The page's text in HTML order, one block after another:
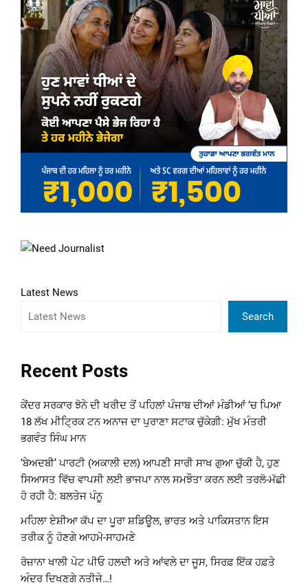
Latest News
Search
Recent Posts
ਕੇਂਦਰ ਸਰਕਾਰ ਝੋਨੇ ਦੀ ਖਰੀਦ ਤੋਂ ਪਹਿਲਾਂ ਪੰਜਾਬ ਦੀਆਂ ਮੰਡੀਆਂ ‘ਚ ਪਿਆ
18 ਲੱਖ ਮੀਟ੍ਰਿਕ ਟਨ ਅਨਾਜ ਦਾ ਪੁਰਾਣਾ ਸਟਾਕ ਚੁੱਕੇਗੀ: ਮੁੱਖ ਮੰਤਰੀ
ਭਗਵੰਤ ਸਿੰਘ ਮਾਨ
‘ਬੇਅਦਬੀ’ ਪਾਰਟੀ (ਅਕਾਲੀ ਦਲ) ਆਪਣੀ ਸਾਰੀ ਸਾਖ ਗੁਆ ਚੁੱਕੀ ਹੈ, ਹੁਣ
ਸਿਆਸਤ ਵਿੱਚ ਵਾਪਸੀ ਲਈ ਭਾਜਪਾ ਨਾਲ ਸਮਝੌਤਾ ਕਰਨ ਲਈ ਤਰਲੋ-ਮੱਛੀ
ਹੋ ਰਹੀ ਹੈ: ਬਲਤੇਜ ਪੰਨੂ
ਮਹਿਲਾ ਏਸ਼ੀਆ ਕੱਪ ਦਾ ਪੂਰਾ ਸ਼ਡਿਊਲ, ਭਾਰਤ ਅਤੇ ਪਾਕਿਸਤਾਨ ਇਸ
ਤਰੀਕ ਨੂੰ ਹੋਣਗੇ ਆਹਮੋ-ਸਾਹਮਣੇ
ਰੋਜ਼ਾਨਾ ਖਾਲੀ ਪੇਟ ਪੀਓ ਹਲਦੀ ਅਤੇ ਆਂਵਲੇ ਦਾ ਜੂਸ, ਸਿਰਫ਼ ਇੱਕ ਹਫ਼ਤੇ
ਅੰਦਰ ਦਿਖਣਗੇ ਨਤੀਜੇ…!